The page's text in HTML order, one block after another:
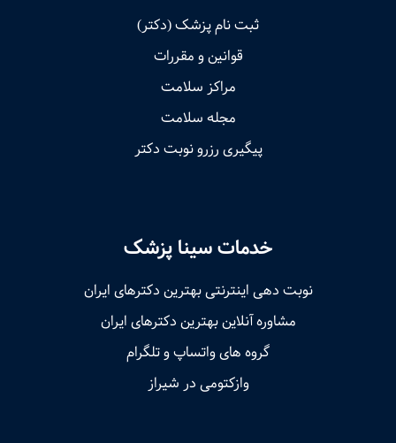
ثبت نام پزشک (دکتر)
قوانین و مقررات
مراکز سلامت
مجله سلامت
پیگیری رزرو نوبت دکتر
خدمات سینا پزشک
نوبت‌ دهی اینترنتی بهترین دکترهای ایران
مشاوره آنلاین بهترین دکترهای ایران
گروه های واتساپ و تلگرام
وازکتومی در شیراز